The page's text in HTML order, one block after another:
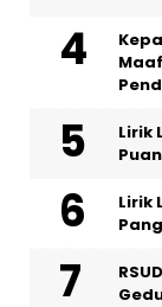
Lirik
Lirik